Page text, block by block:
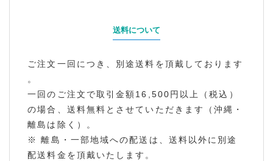
送料について
ご注文一回につき、別途送料を頂戴しております
。
一回のご注文で取引金額16,500円以上（税込）
の場合、送料無料とさせていただきます（沖縄・
離島は除く）。
※ 離島・一部地域への配送は、送料以外に別途
配送料金を頂戴いたします。